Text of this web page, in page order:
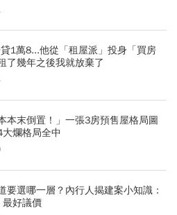
1萬8...他從「租屋派」投身「買房
了幾年之後我就放棄了
本末倒置！」一張3房預售屋格局圖
爛格局全中
要選哪一層？內行人揭建案小知識：
最好議價